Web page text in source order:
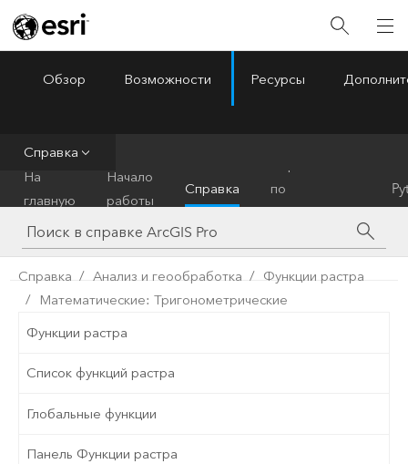
ArcGIS Pro
Обзор Возможности Ресурсы
Справка
На
главную
Начало
работы
Справка
по
инструментам
Справка Анализ и геообработка
Функции растра
Математические: Тригонометрические
Функции растра
Список функций растра
Глобальные функции
Панель Функции растра